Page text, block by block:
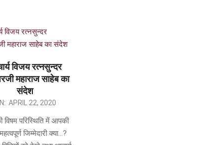
विजय रत्नसुन्दर
महाराज साहेब का
संदेश
APRIL 22, 2020
परिस्थिति में आपकी
जिम्मेदारी क्या…?